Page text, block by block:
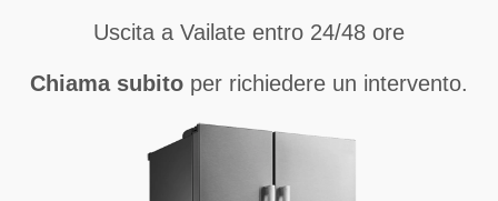
Uscita a Vailate entro 24/48 ore
Chiama subito per richiedere un intervento.